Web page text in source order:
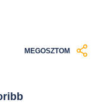
MEGOSZTOM